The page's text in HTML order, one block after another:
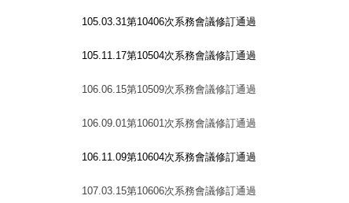
105.03.31 第10406次系務會議修訂通過
105.11.17第10504次系務會議修訂通過
106.06.15第10509次系務會議修訂通過
106.09.01 第10601次系務會議修訂通過
106.11.09第10604次系務會議修訂通過
107.03.15第10606次系務會議修訂通過